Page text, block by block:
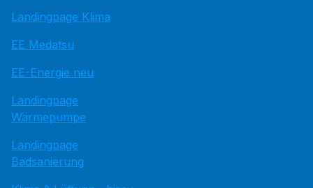
Landingpage Klima
EE Medatsu
EE-Energie neu
Landingpage
Wärmepumpe
Landingpage
Badsanierung